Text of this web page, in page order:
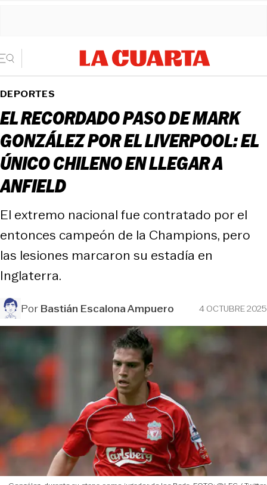
DEPORTES
EL RECORDADO PASO DE MARK
GONZÁLEZ POR EL LIVERPOOL: EL
ÚNICO CHILENO EN LLEGAR A
ANFIELD
El extremo nacional fue contratado por el
entonces campeón de la Champions, pero
las lesiones marcaron su estadía en
Inglaterra.
PorBastián Escalona Ampuero 4 OCTUBRE 2025